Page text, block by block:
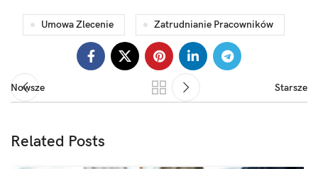
Umowa Zlecenie Zatrudnianie Pracowników
Nowsze Starsze
Related Posts